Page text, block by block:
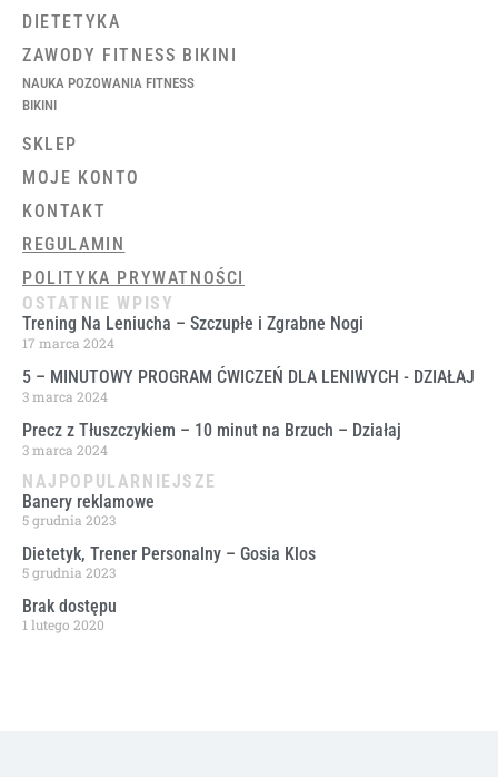
DIETETYKA
ZAWODY FITNESS BIKINI
NAUKA POZOWANIA FITNESS
BIKINI
SKLEP
MOJE KONTO
KONTAKT
REGULAMIN
POLITYKA PRYWATNOŚCI
OSTATNIE WPISY
Trening Na Leniucha – Szczupłe i Zgrabne Nogi
17 marca 2024
5 – MINUTOWY PROGRAM ĆWICZEŃ DLA LENIWYCH ​- DZIAŁAJ
3 marca 2024
Precz z Tłuszczykiem – 10 minut na Brzuch – Działaj
3 marca 2024
NAJPOPULARNIEJSZE
Banery reklamowe
5 grudnia 2023
Dietetyk, Trener Personalny – Gosia Klos
5 grudnia 2023
Brak dostępu
1 lutego 2020